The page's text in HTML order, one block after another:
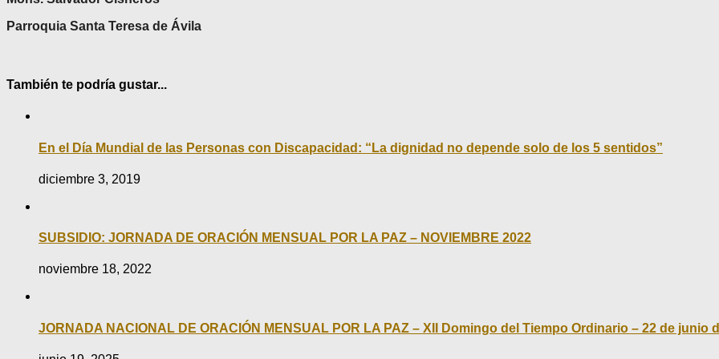
Parroquia Santa Teresa de Ávila
También te podría gustar...
En el Día Mundial de las Personas con Discapacidad: “La dignidad no depende solo de los 5 sentidos”
diciembre 3, 2019
SUBSIDIO: JORNADA DE ORACIÓN MENSUAL POR LA PAZ – NOVIEMBRE 2022
noviembre 18, 2022
JORNADA NACIONAL DE ORACIÓN MENSUAL POR LA PAZ – XII Domingo del Tiempo Ordinario – 22 de junio